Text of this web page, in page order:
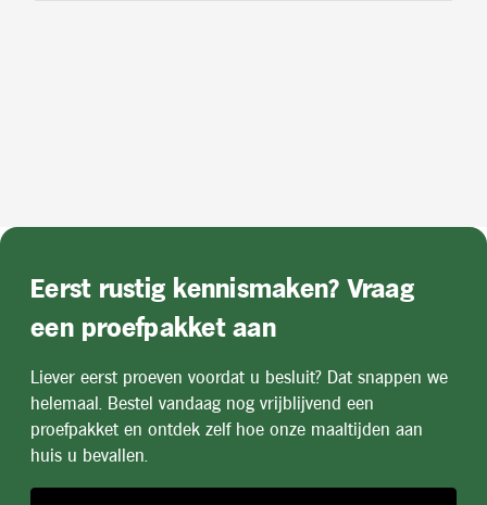
Eerst rustig kennismaken? Vraag
een proefpakket aan
Liever eerst proeven voordat u besluit? Dat snappen we
helemaal. Bestel vandaag nog vrijblijvend een
proefpakket en ontdek zelf hoe onze maaltijden aan
huis u bevallen.